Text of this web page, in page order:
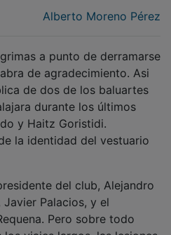
de agradecimiento. Asi
de dos de los baluartes
durante los últimos
y Haitz Goristidi.
la identidad del vestuario
Palacios, y el
Pero sobre todo
viajes largos, las lesiones,